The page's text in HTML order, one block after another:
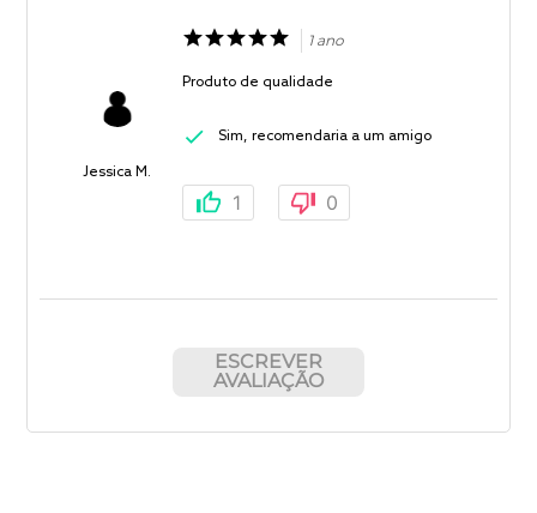
Jessica M.
1 ano
Produto de qualidade
Sim, recomendaria a um amigo
1 0
ESCREVER
AVALIAÇÃO